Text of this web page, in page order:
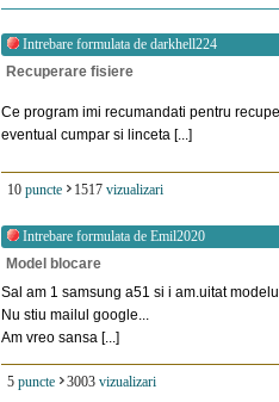
Intrebare formulata de darkhell224
Recuperare fisiere
Ce program imi recumandati pentru
eventual cumpar si linceta [...]
10 puncte 1517 vizualizari
Intrebare formulata de Emil2020
Model blocare
Sal am 1 samsung a51 si i am.uitat
Nu stiu mailul google...
Am vreo sansa [...]
5 puncte 3003 vizualizari